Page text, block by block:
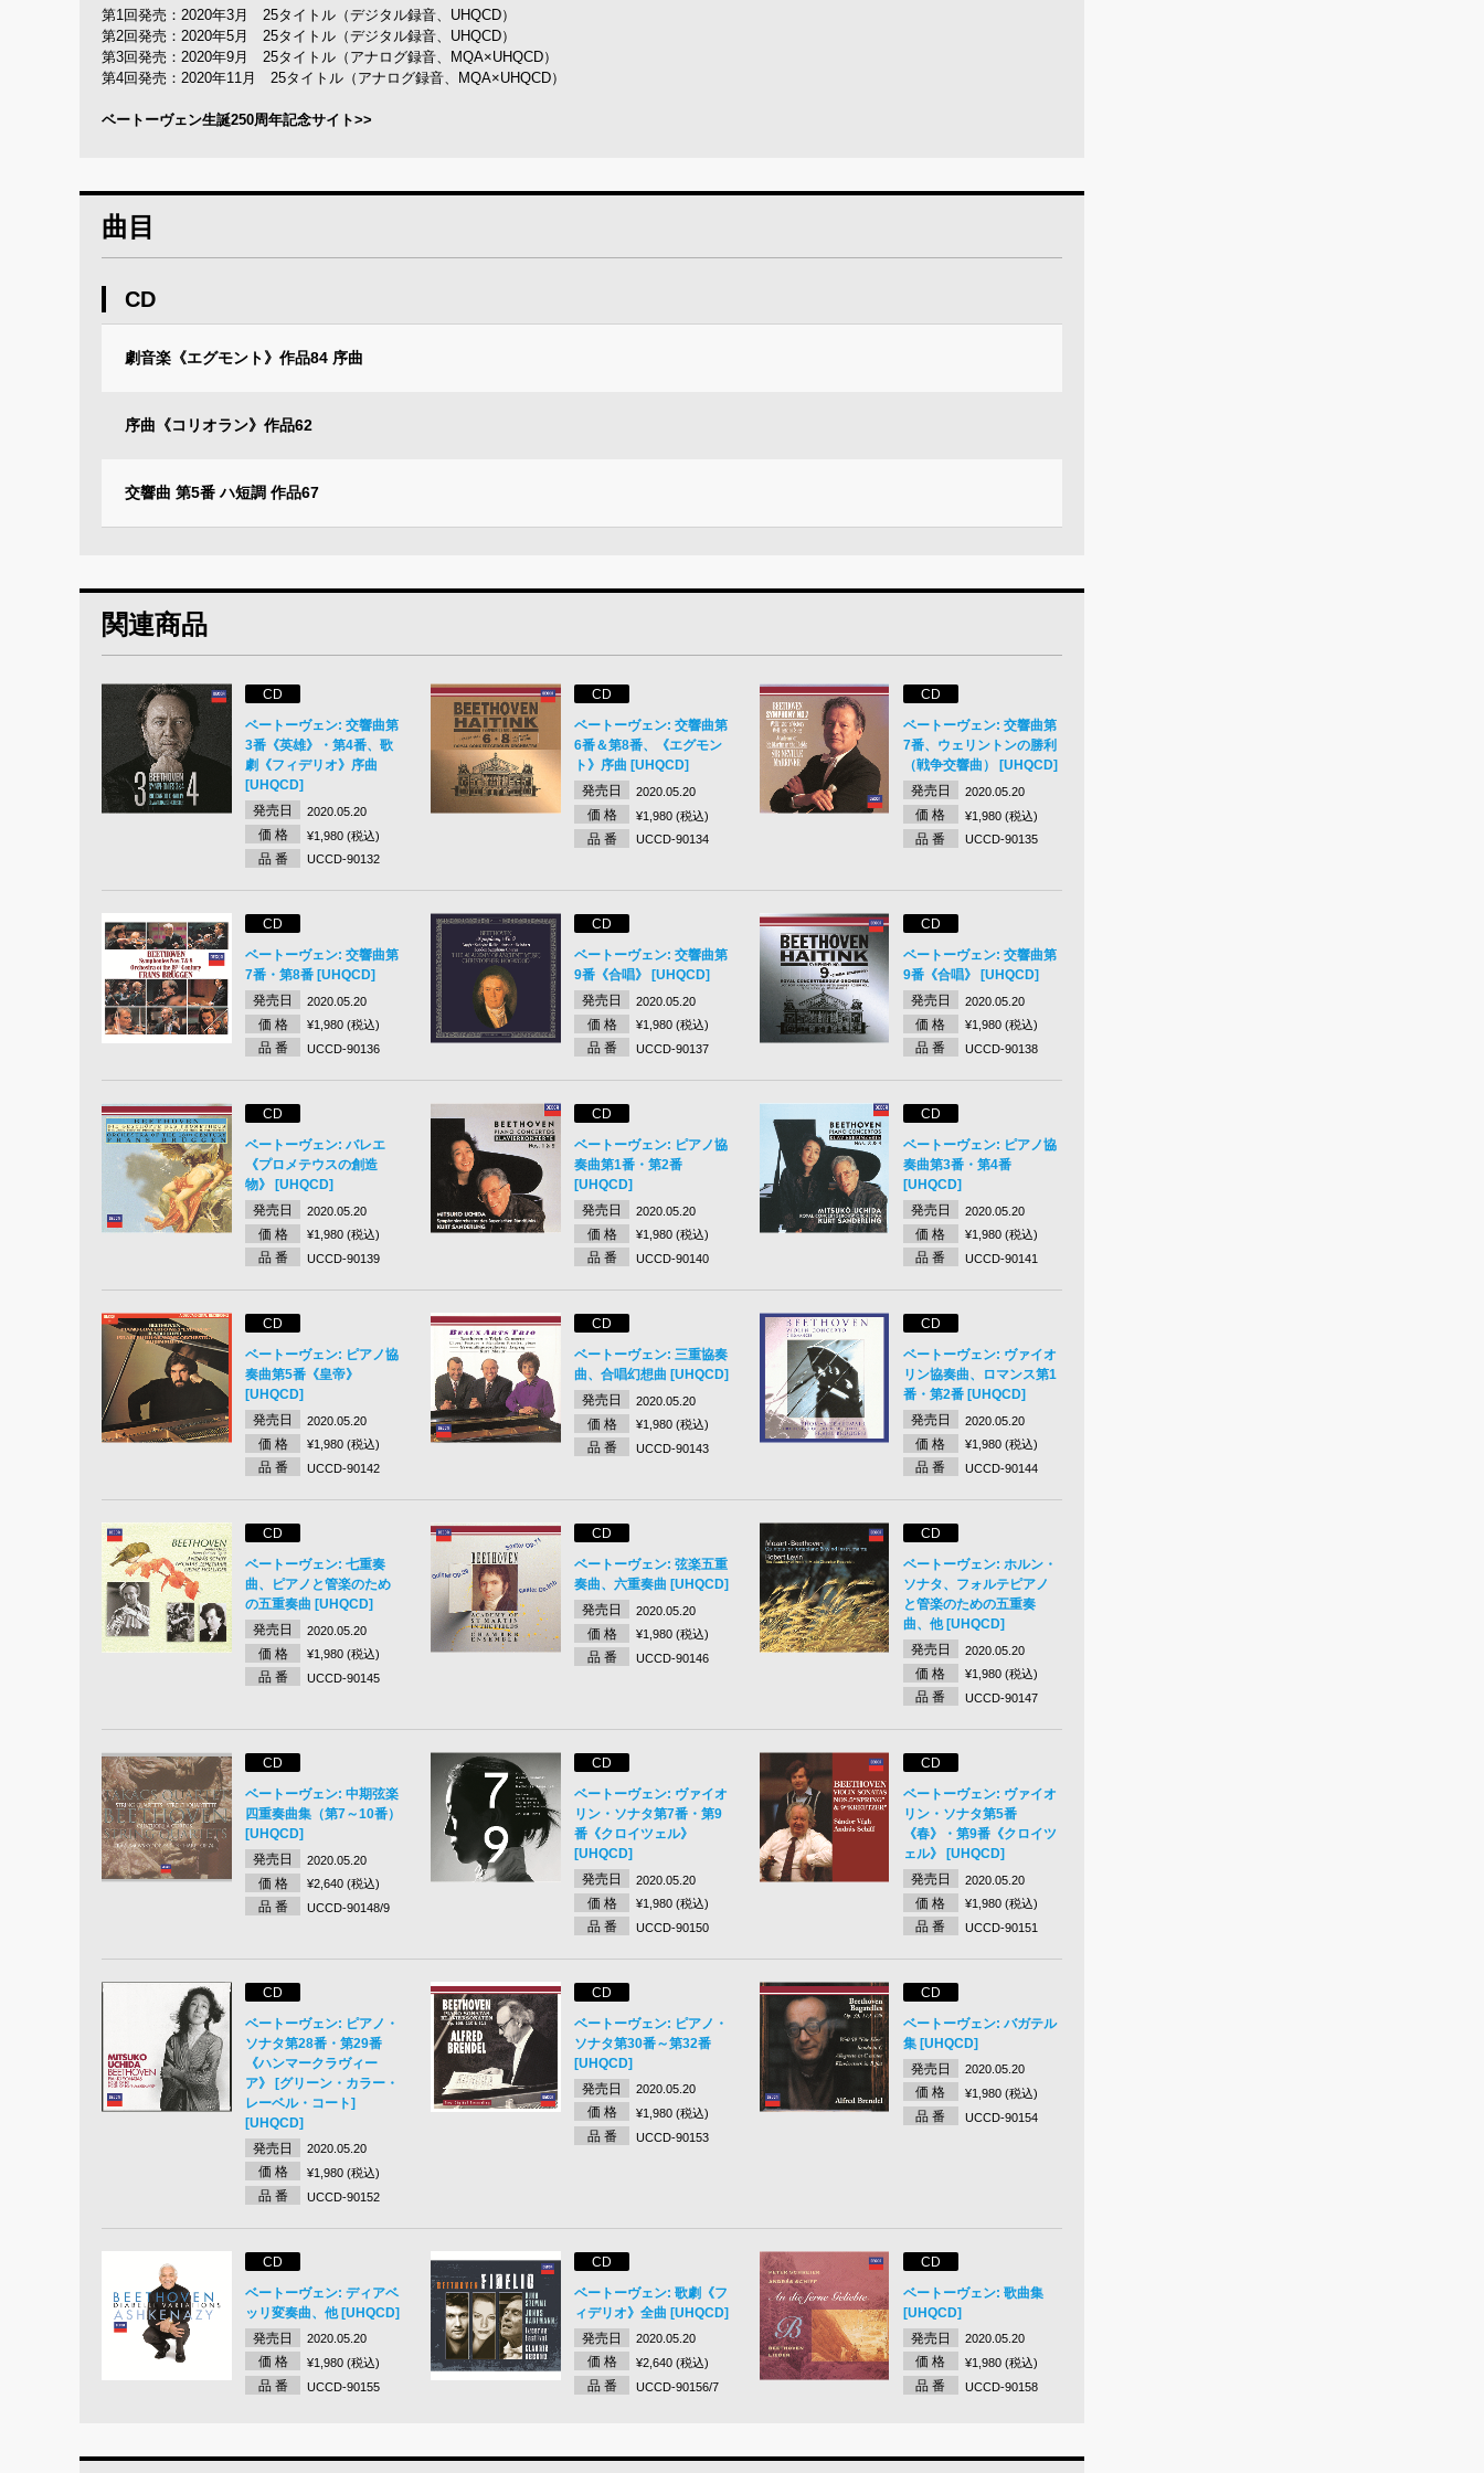
第1回発売：2020年3月 25タイトル（デジタル録音、UHQCD）
第2回発売：2020年5月 25タイトル（デジタル録音、UHQCD）
第3回発売：2020年9月 25タイトル（アナログ録音、MQA×UHQCD）
第4回発売：2020年11月 25タイトル（アナログ録音、MQA×UHQCD）
ベートーヴェン生誕250周年記念サイト>>
曲目
CD
劇音楽《エグモント》作品84 序曲
序曲《コリオラン》作品62
交響曲 第5番 ハ短調 作品67
関連商品
CD
ベートーヴェン: 交響曲第
3番《英雄》・第4番、歌
劇《フィデリオ》序曲
[UHQCD]
発売日
2020.05.20
価 格 ¥1,980 (税込)
品 番 UCCD-90132
CD
ベートーヴェン: 交響曲第
6番＆第8番、《エグモン
ト》序曲 [UHQCD]
発売日
2020.05.20
価 格 ¥1,980 (税込)
品 番 UCCD-90134
CD
ベートーヴェン: 交響曲第
7番、ウェリントンの勝利
（戦争交響曲） [UHQCD]
発売日
2020.05.20
価 格 ¥1,980 (税込)
品 番 UCCD-90135
CD
ベートーヴェン: 交響曲第
7番・第8番 [UHQCD]
発売日
2020.05.20
価 格 ¥1,980 (税込)
品 番 UCCD-90136
CD
ベートーヴェン: 交響曲第
9番《合唱》 [UHQCD]
発売日
2020.05.20
価 格 ¥1,980 (税込)
品 番 UCCD-90137
CD
ベートーヴェン: 交響曲第
9番《合唱》 [UHQCD]
発売日
2020.05.20
価 格 ¥1,980 (税込)
品 番 UCCD-90138
CD
ベートーヴェン: バレエ
《プロメテウスの創造
物》 [UHQCD]
発売日
2020.05.20
価 格 ¥1,980 (税込)
品 番 UCCD-90139
CD
ベートーヴェン: ピアノ協
奏曲第1番・第2番
[UHQCD]
発売日
2020.05.20
価 格 ¥1,980 (税込)
品 番 UCCD-90140
CD
ベートーヴェン: ピアノ協
奏曲第3番・第4番
[UHQCD]
発売日
2020.05.20
価 格 ¥1,980 (税込)
品 番 UCCD-90141
CD
ベートーヴェン: ピアノ協
奏曲第5番《皇帝》
[UHQCD]
発売日
2020.05.20
価 格 ¥1,980 (税込)
品 番 UCCD-90142
CD
ベートーヴェン: 三重協奏
曲、合唱幻想曲 [UHQCD]
発売日
2020.05.20
価 格 ¥1,980 (税込)
品 番 UCCD-90143
CD
ベートーヴェン: ヴァイオ
リン協奏曲、ロマンス第1
番・第2番 [UHQCD]
発売日
2020.05.20
価 格 ¥1,980 (税込)
品 番 UCCD-90144
CD
ベートーヴェン: 七重奏
曲、ピアノと管楽のため
の五重奏曲 [UHQCD]
発売日
2020.05.20
価 格 ¥1,980 (税込)
品 番 UCCD-90145
CD
ベートーヴェン: 弦楽五重
奏曲、六重奏曲 [UHQCD]
発売日
2020.05.20
価 格 ¥1,980 (税込)
品 番 UCCD-90146
CD
ベートーヴェン: ホルン・
ソナタ、フォルテピアノ
と管楽のための五重奏
曲、他 [UHQCD]
発売日
2020.05.20
価 格 ¥1,980 (税込)
品 番 UCCD-90147
CD
ベートーヴェン: 中期弦楽
四重奏曲集（第7～10番）
[UHQCD]
発売日
2020.05.20
価 格 ¥2,640 (税込)
品 番 UCCD-90148/9
CD
ベートーヴェン: ヴァイオ
リン・ソナタ第7番・第9
番《クロイツェル》
[UHQCD]
発売日
2020.05.20
価 格 ¥1,980 (税込)
品 番 UCCD-90150
CD
ベートーヴェン: ヴァイオ
リン・ソナタ第5番
《春》・第9番《クロイツ
ェル》 [UHQCD]
発売日
2020.05.20
価 格 ¥1,980 (税込)
品 番 UCCD-90151
CD
ベートーヴェン: ピアノ・
ソナタ第28番・第29番
《ハンマークラヴィー
ア》 [グリーン・カラー・
レーベル・コート]
[UHQCD]
発売日
2020.05.20
価 格 ¥1,980 (税込)
品 番 UCCD-90152
CD
ベートーヴェン: ピアノ・
ソナタ第30番～第32番
[UHQCD]
発売日
2020.05.20
価 格 ¥1,980 (税込)
品 番 UCCD-90153
CD
ベートーヴェン: バガテル
集 [UHQCD]
発売日
2020.05.20
価 格 ¥1,980 (税込)
品 番 UCCD-90154
CD
ベートーヴェン: ディアベ
ッリ変奏曲、他 [UHQCD]
発売日
2020.05.20
価 格 ¥1,980 (税込)
品 番 UCCD-90155
CD
ベートーヴェン: 歌劇《フ
ィデリオ》全曲 [UHQCD]
発売日
2020.05.20
価 格 ¥2,640 (税込)
品 番 UCCD-90156/7
CD
ベートーヴェン: 歌曲集
[UHQCD]
発売日
2020.05.20
価 格 ¥1,980 (税込)
品 番 UCCD-90158